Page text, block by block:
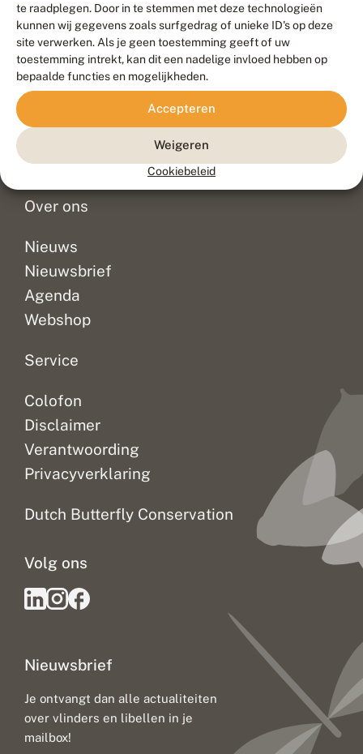
te raadplegen. Door in te stemmen met deze technologieën
kunnen wij gegevens zoals surfgedrag of unieke ID's op deze
site verwerken. Als je geen toestemming geeft of uw
toestemming intrekt, kan dit een nadelige invloed hebben op
bepaalde functies en mogelijkheden.
Accepteren
Weigeren
Cookiebeleid
Contact
Veelgestelde vragen
Doneer
Over ons
Nieuws
Nieuwsbrief
Agenda
Webshop
Service
Colofon
Disclaimer
Verantwoording
Privacyverklaring
Dutch Butterfly Conservation
Nieuwsbrief
Je ontvangt dan alle actualiteiten
over vlinders en libellen in je
mailbox!
Volg ons
Meld waarnemingen© 2026 Vlinderstichting
Duurzaam ontwikkeld door
Go2People
, ontworpen door
Blue Field Agency
Privacy
Disclaimer
Sitemap